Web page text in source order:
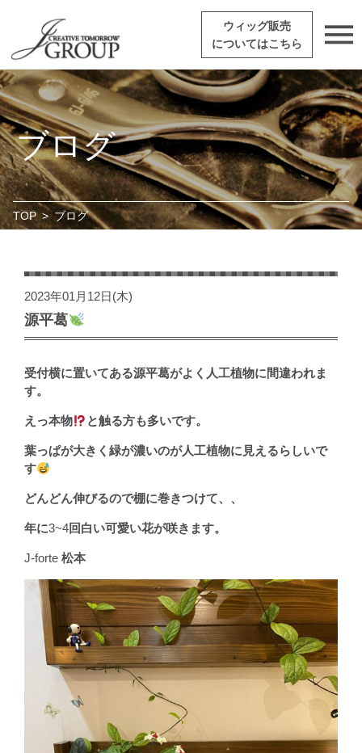
ウィッグ販売
についてはこちら
ブログ
TOP > ブログ
2023年01月12日(木)
源平葛
受付横に置いてある源平葛がよく人工植物に間違われま
す。
えっ本物 と触る方も多いです。
葉っぱが大きく緑が濃いのが人工植物に見えるらしいで
す
どんどん伸びるので棚に巻きつけて、、
年に3~4回白い可愛い花が咲きます。
J-forte松本